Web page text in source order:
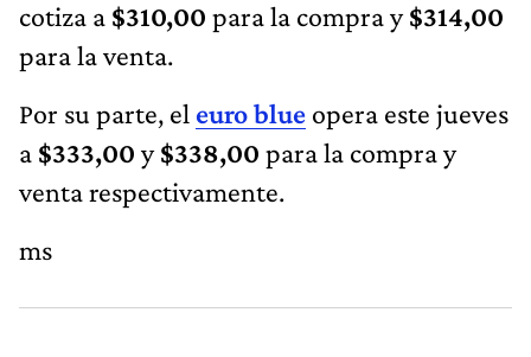
cotiza a $310,00 para la compra y$314,00
para la venta.
Por su parte, el euro blue opera este jueves
a $333,00 y$338,00 para la compra y
venta respectivamente.
ms